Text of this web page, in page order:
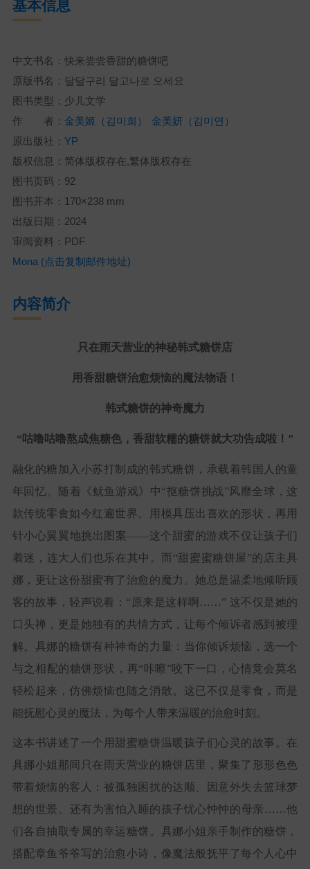
基本信息
中文书名：快来尝尝香甜的糖饼吧
原版书名：달달구리 달고나로 오세요
图书类型：少儿文学
作 者： 金美姬（김미희）
金美妍（김미연）
原出版社： YP
版权信息：简体版权存在,繁体版权存在
图书页码：92
图书开本：170×238 mm
出版日期：2024
审阅资料：PDF
Mona (点击复制邮件地址)
内容简介
只在雨天营业的神秘韩式糖饼店
用香甜糖饼治愈烦恼的魔法物语！
韩式糖饼的神奇魔力
“咕噜咕噜熬成焦糖色，香甜软糯的糖饼就大功告成啦！”
融化的糖加入小苏打制成的韩式糖饼，承载着韩国人的童
年回忆。随着《鱿鱼游戏》中“抠糖饼挑战”风靡全球，这
款传统零食如今红遍世界。用模具压出喜欢的形状，再用
针小心翼翼地挑出图案——这个甜蜜的游戏不仅让孩子们
着迷，连大人们也乐在其中。而“甜蜜蜜糖饼屋”的店主具
娜，更让这份甜蜜有了治愈的魔力。她总是温柔地倾听顾
客的故事，轻声说着：“原来是这样啊……” 这不仅是她的
口头禅，更是她独有的共情方式，让每个倾诉者感到被理
解。具娜的糖饼有种神奇的力量：当你倾诉烦恼，选一个
与之相配的糖饼形状，再“咔嚓”咬下一口，心情竟会莫名
轻松起来，仿佛烦恼也随之消散。这已不仅是零食，而是
能抚慰心灵的魔法，为每个人带来温暖的治愈时刻。
这本书讲述了一个用甜蜜糖饼温暖孩子们心灵的故事。在
具娜小姐那间只在雨天营业的糖饼店里，聚集了形形色色
带着烦恼的客人：被孤独困扰的达顺、因意外失去篮球梦
想的世景、还有为害怕入睡的孩子忧心忡忡的母亲……他
们各自抽取专属的幸运糖饼。具娜小姐亲手制作的糖饼，
搭配章鱼爷爷写的治愈小诗，像魔法般抚平了每个人心中